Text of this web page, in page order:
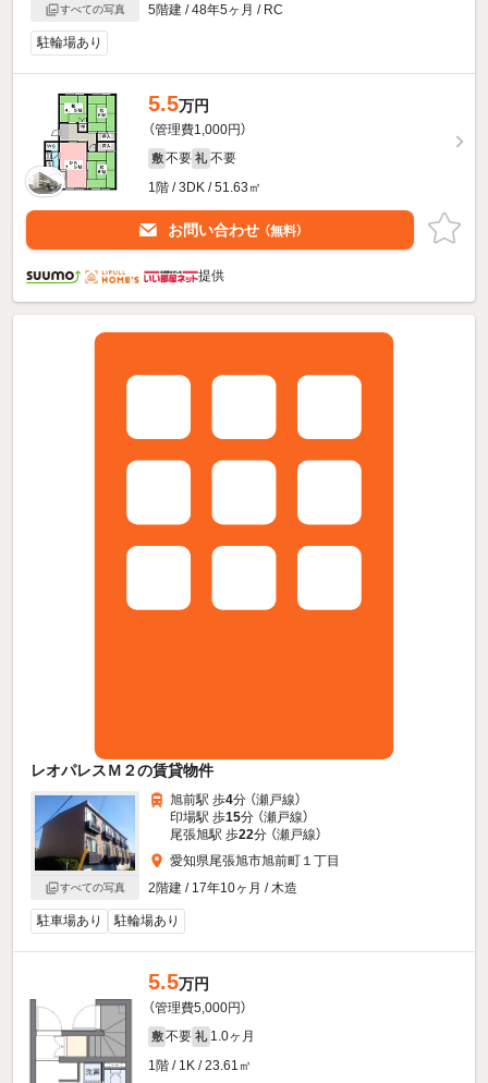
すべての写真
5階建 / 48年5ヶ月 / RC
駐輪場あり
5.5万円
（管理費1,000円）
敷 不要 礼 不要
1階 / 3DK / 51.63㎡
お問い合わせ （無料）
提供
レオパレスＭ２の賃貸物件
すべての写真
旭前駅 歩4分 （瀬戸線）
印場駅 歩15分 （瀬戸線）
尾張旭駅 歩22分 （瀬戸線）
愛知県尾張旭市旭前町１丁目
2階建 / 17年10ヶ月 / 木造
駐車場あり 駐輪場あり
5.5万円
（管理費5,000円）
敷 不要 礼 1.0ヶ月
1階 / 1K / 23.61㎡